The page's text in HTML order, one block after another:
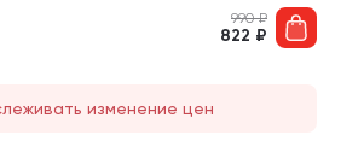
990₽
822 ₽
изменение цен